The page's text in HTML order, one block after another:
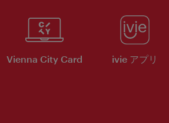
Vienna City Card ivie アプリ